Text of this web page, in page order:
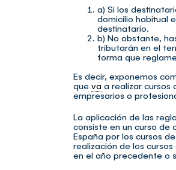
a) Si los
domicilio habitual
destinatario.
b) No obstante,
tributarán en el
forma que
Es decir, exponemos
que va a realizar cursos
empresarios o
La aplicación de las
consiste en un curso de
España por los cursos
realización de los
en el año precedente o